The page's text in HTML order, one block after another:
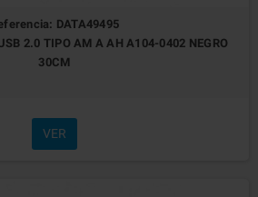
DATA49495
2.0 TIPO AM A AH A104-0402 NEGRO
30CM
VER